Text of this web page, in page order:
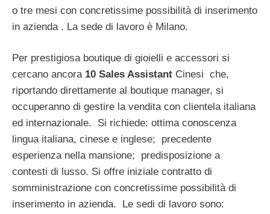
o tre mesi con concretissime possibilità di inserimento
in azienda . La sede di lavoro è Milano.
Per prestigiosa boutique di gioielli e accessori si
cercano ancora 10 Sales Assistant Cinesi che,
riportando direttamente al boutique manager, si
occuperanno di gestire la vendita con clientela italiana
ed internazionale. Si richiede: ottima conoscenza
lingua italiana, cinese e inglese; precedente
esperienza nella mansione; predisposizione a
contesti di lusso. Si offre iniziale contratto di
somministrazione con concretissime possibilità di
inserimento in azienda. Le sedi di lavoro sono: